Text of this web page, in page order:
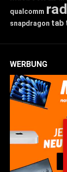
qualcomm
snapdragon tab
WERBUNG